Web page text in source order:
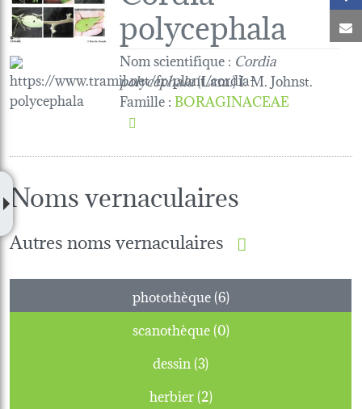
polycephala
Nom scientifique : Cordia
polycephala(Lam.) I. M. Johnst.
Famille:BORAGINACEAE
Noms vernaculaires
Autres noms vernaculaires
photothèque (6)
scanothèque (0)
dessin (3)
herbier (2)